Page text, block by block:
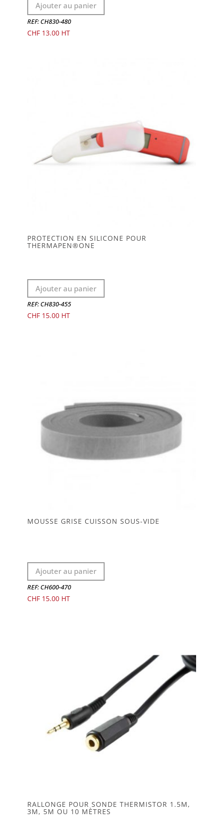
Ajouter au panier
REF: CH830-480
CHF13.00
PROTECTION EN SILICONE POUR
THERMAPEN®ONE
Ajouter au panier
REF: CH830-455
CHF15.00
MOUSSE GRISE CUISSON SOUS-VIDE
Ajouter au panier
REF: CH600-470
CHF15.00
RALLONGE POUR SONDE THERMISTOR 1.5M,
3M, 5M OU 10 MÈTRES